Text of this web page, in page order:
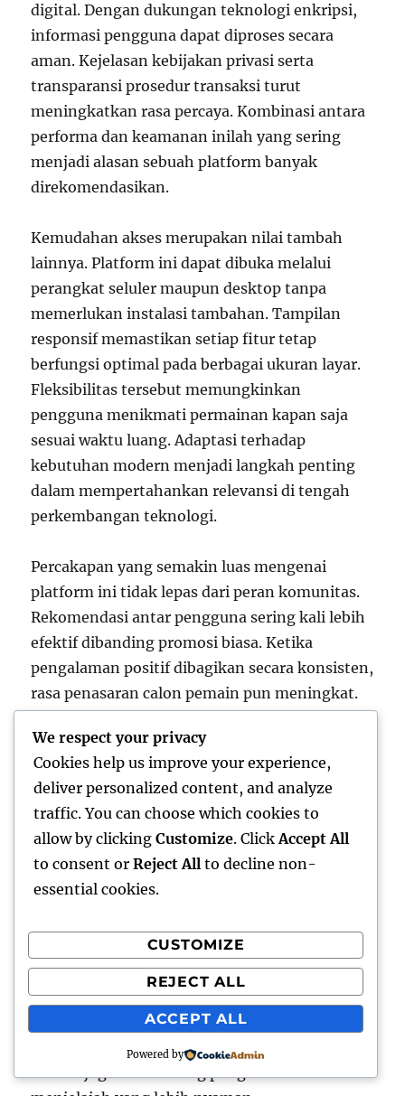
digital. Dengan dukungan teknologi enkripsi,
informasi pengguna dapat diproses secara
aman. Kejelasan kebijakan privasi serta
transparansi prosedur transaksi turut
meningkatkan rasa percaya. Kombinasi antara
performa dan keamanan inilah yang sering
menjadi alasan sebuah platform banyak
direkomendasikan.
Kemudahan akses merupakan nilai tambah
lainnya. Platform ini dapat dibuka melalui
perangkat seluler maupun desktop tanpa
memerlukan instalasi tambahan. Tampilan
responsif memastikan setiap fitur tetap
berfungsi optimal pada berbagai ukuran layar.
Fleksibilitas tersebut memungkinkan
pengguna menikmati permainan kapan saja
sesuai waktu luang. Adaptasi terhadap
kebutuhan modern menjadi langkah penting
dalam mempertahankan relevansi di tengah
perkembangan teknologi.
Percakapan yang semakin luas mengenai
platform ini tidak lepas dari peran komunitas.
Rekomendasi antar pengguna sering kali lebih
efektif dibanding promosi biasa. Ketika
pengalaman positif dibagikan secara konsisten,
rasa penasaran calon pemain pun meningkat.
sering dicari di mesin pencari. Strategi optimasi
konten yang tepat membantu informasi lebih
mudah ditemukan oleh audiens yang sesuai.
Dari sisi fitur, tersedia berbagai kategori
permainan yang diperbarui secara berkala.
Pembaruan rutin menjaga suasana tetap segar
Informasi mengenai setiap permainan
disajikan secara ringkas dan jelas agar mudah
dipahami. Penyajian detail yang transparan
membantu pengguna menentukan pilihan
sebelum mulai bermain. Struktur konten yang
tertata juga mendukung pengalaman
We respect your privacy
Cookies help us improve your experience,
deliver personalized content, and analyze
traffic. You can choose which cookies to
allow by clicking Customize. Click Accept All
to consent or Reject All to decline non-
essential cookies.
CUSTOMIZE
REJECT ALL
ACCEPT ALL
Powered by